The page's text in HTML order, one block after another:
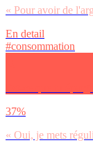
« Pour avoir de
En detail
#consommation
37%
« Oui, je mets